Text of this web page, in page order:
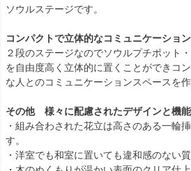
ソウルステージです。
コンパクトで立体的なコミュニケーショ
２段のステージなのでソウルプチポット
を自由度高く立体的に置くことができコ
な人とのコミュニケーションスペースを
その他 様々に配慮されたデザインと機能
・組み合わされた花立は高さのある一輪
す。
・洋室でも和室に置いても違和感のない